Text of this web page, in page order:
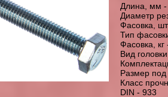
Длина, мм -
Диаметр
Фасовка,
Тип
Фасовка, кг
Вид
Размер
Класс
DIN - 933